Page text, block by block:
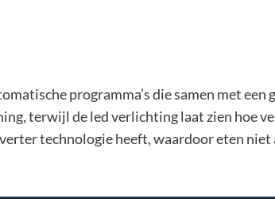
programma’s die samen met
terwijl de led verlichting laat zien hoe
technologie heeft, waardoor eten